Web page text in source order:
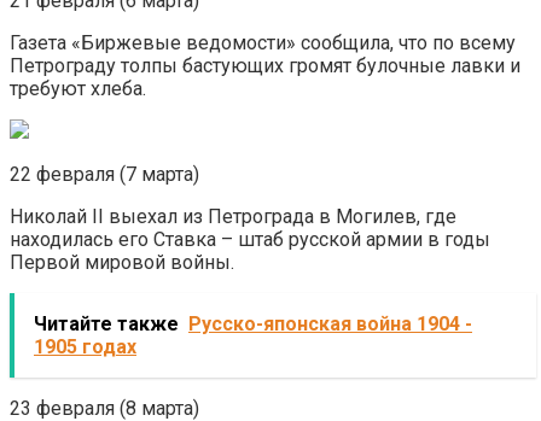
Газета «Биржевые ведомости» сообщила, что по всему
Петрограду толпы бастующих громят булочные лавки и
требуют хлеба.
22 февраля (7 марта)
Николай II выехал из Петрограда в Могилев, где
находилась его Ставка – штаб русской армии в годы
Первой мировой войны.
Читайте также Русско-японская война 1904 -
1905 годах
23 февраля (8 марта)